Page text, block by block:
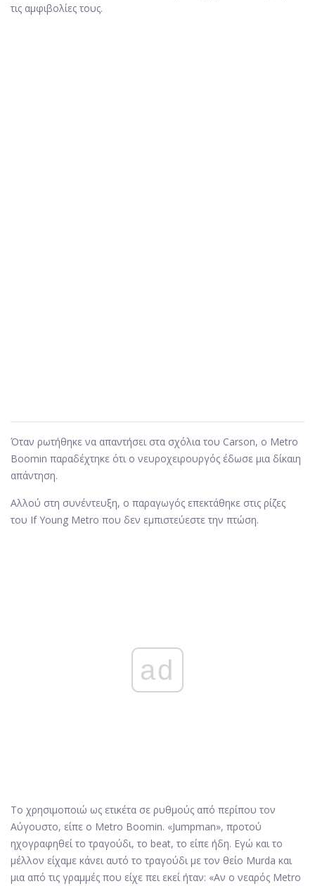
τις αμφιβολίες τους.
Όταν ρωτήθηκε να απαντήσει στα σχόλια του Carson, ο Metro
Boomin παραδέχτηκε ότι ο νευροχειρουργός έδωσε μια δίκαιη
απάντηση.
Αλλού στη συνέντευξη, ο παραγωγός επεκτάθηκε στις ρίζες
του If Young Metro που δεν εμπιστεύεστε την πτώση.
ad
Το χρησιμοποιώ ως ετικέτα σε ρυθμούς από περίπου τον
Αύγουστο, είπε ο Metro Boomin. «Jumpman», προτού
ηχογραφηθεί το τραγούδι, το beat, το είπε ήδη. Εγώ και το
μέλλον είχαμε κάνει αυτό το τραγούδι με τον θείο Murda και
μια από τις γραμμές που είχε πει εκεί ήταν: «Αν ο νεαρός Metro